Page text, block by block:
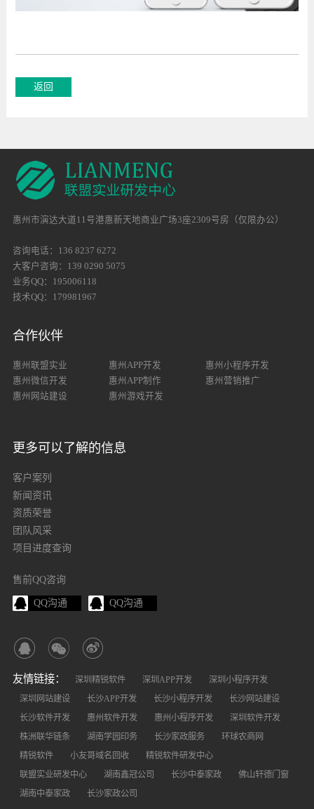
惠州市演达大道11号港惠新天地商业广场3座2309号房（仅限办公）
咨询电话：136 8237 6272
大客户咨询：139 0290 5075
业务QQ：195006118
技术QQ：179981967
合作伙伴
惠州联盟实业 惠州APP开发
惠州小程序开发
惠州微信开发
惠州APP制作
惠州营销推广
惠州网站建设
惠州游戏开发
更多可以了解的信息
客户案列
新闻资讯
资质荣誉
团队风采
项目进度查询
售前QQ咨询
QQ沟通 QQ沟通
友情链接： 深圳精锐软件 深圳APP开发
深圳小程序开发
深圳网站建设
长沙APP开发 长沙小程序开发
长沙网站建设
长沙软件开发
惠州软件开发 惠州小程序开发
深圳软件开发
株洲联华链条
湖南学园印务 长沙家政服务
环球农商网
精锐软件
小友哥域名回收
精锐软件研发中心
联盟实业研发中心
湖南鑫冠公司 长沙中泰家政
佛山轩德门窗
湖南中泰家政
长沙家政公司